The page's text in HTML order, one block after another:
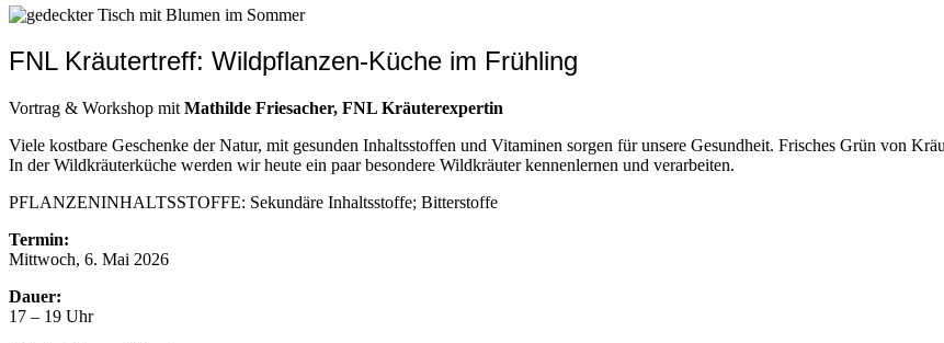
FNL Kräutertreff: Wildpflanzen-Küche im Frühling
Vortrag & Workshop mit Mathilde Friesacher, FNL Kräuterexpertin
Viele kostbare Geschenke der Natur, mit gesunden Inhaltsstoffen und Vitaminen sorgen für unsere Gesundheit. Frisches Grün von
In der Wildkräuterküche werden wir heute ein paar besondere Wildkräuter kennenlernen und verarbeiten.
PFLANZENINHALTSSTOFFE: Sekundäre Inhaltsstoffe; Bitterstoffe
Termin:
Mittwoch, 6. Mai 2026
Dauer:
17 – 19 Uhr